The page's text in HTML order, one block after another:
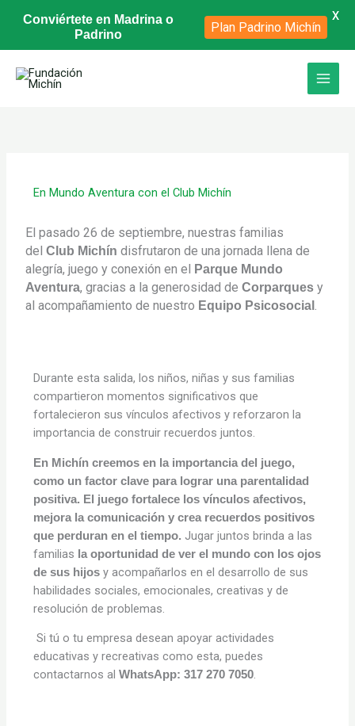
En Mundo Aventura con el Club Michín
El pasado 26 de septiembre, nuestras familias
delClub Michín disfrutaron de una jornada llena de
alegría, juego y conexión en el
Parque Mundo
Aventura, gracias a la generosidad deCorparques y
al acompañamiento de nuestro Equipo Psicosocial .
Durante esta salida, los niños, niñas y sus familias
compartieron momentos significativos que
fortalecieron sus vínculos afectivos y reforzaron la
importancia de construir recuerdos juntos.
En Michín creemos en la importancia del juego,
como un factor clave para lograr una parentalidad
positiva. El juego fortalece los vínculos afectivos,
mejora la comunicacióny crea recuerdos positivos
que perduran en el tiempo. Jugar juntos brinda a las
familias la oportunidad de ver el mundo con los ojos
de sus hijosy acompañarlos en el desarrollo de sus
habilidades sociales,emocionales, creativas y de
resolución de problemas.
Si tú o tu empresa desean apoyar actividades
educativas y recreativas como esta, puedes
contactarnos alWhatsApp: 317 270 7050.
Conviértete en Madrina o
Padrino
Plan Padrino Michín
X